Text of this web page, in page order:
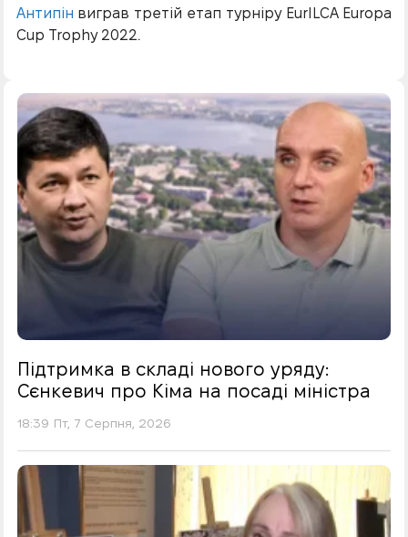
Антипін виграв третій етап турніру EurILCA Europa
Cup Trophy 2022.
Підтримка в складі нового уряду:
Сєнкевич про Кіма на посаді міністра
18:39 Пт, 7 Серпня, 2026